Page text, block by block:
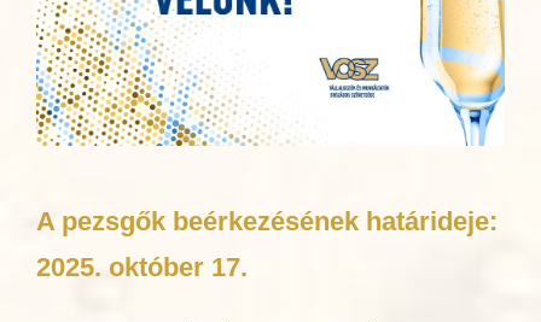
A pezsgők beérkezésének határideje:
2025. október 17.